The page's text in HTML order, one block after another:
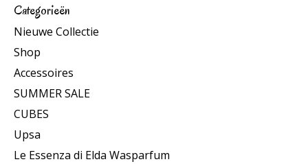
Categorieën
Nieuwe Collectie
Shop
Accessoires
SUMMER SALE
CUBES
Upsa
Le Essenza di Elda Wasparfum